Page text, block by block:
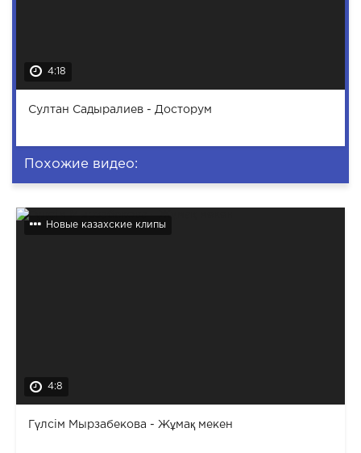
4:18
Султан Садыралиев - Досторум
Похожие видео:
Новые казахские клипы
4:8
Гүлсім Мырзабекова - Жұмақ мекен